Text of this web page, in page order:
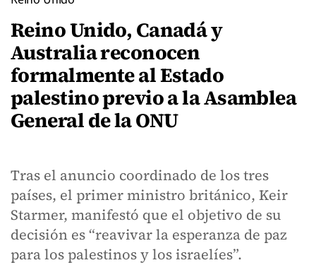
Reino Unido, Canadá y
Australia reconocen
formalmente al Estado
palestino previo a la Asamblea
General de la ONU
Tras el anuncio coordinado de los tres
países, el primer ministro británico, Keir
Starmer, manifestó que el objetivo de su
decisión es “reavivar la esperanza de paz
para los palestinos y los israelíes”.